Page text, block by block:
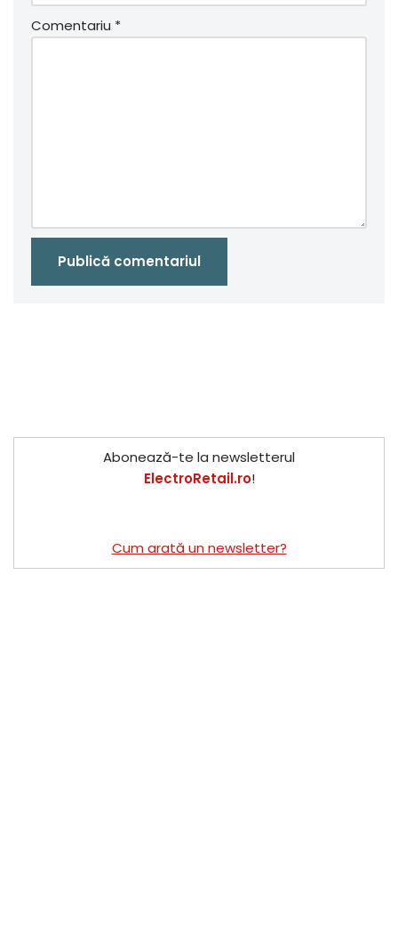
Comentariu *
Abonează-te la newsletterul
ElectroRetail.ro!
Cum arată un newsletter?